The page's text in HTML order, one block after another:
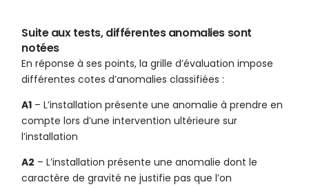
Suite aux tests, différentes anomalies sont
notées
En réponse à ses points, la grille d’évaluation impose
différentes cotes d’anomalies classifiées :
A1 – L’installation présente une anomalie à prendre en
compte lors d’une intervention ultérieure sur
l’installation
A2 – L’installation présente une anomalie dont le
caractère de gravité ne justifie pas que l’on